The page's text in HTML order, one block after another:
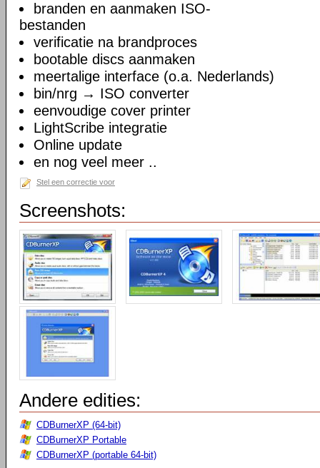
branden en aanmaken ISO-
bestanden
verificatie na brandproces
bootable discs aanmaken
meertalige interface (o.a. Nederlands)
bin/nrg → ISO converter
eenvoudige cover printer
LightScribe integratie
Online update
en nog veel meer ..
Stel een correctie voor
Screenshots:
Andere edities:
CDBurnerXP (64-bit)
CDBurnerXP Portable
CDBurnerXP (portable 64-bit)